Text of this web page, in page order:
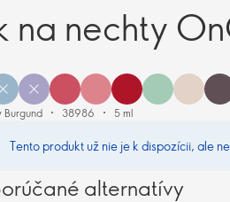
na nechty
Burgund 38986 5 ml
Tento produkt už nie je k dispozícii, ale
alternatívy